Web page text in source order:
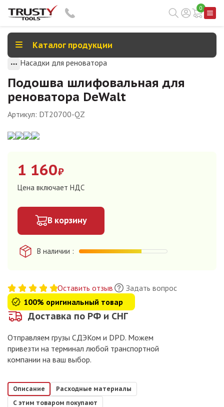
0
Каталог продукции
Насадки для реноватора
Подошва шлифовальная для
реноватора DeWalt
Артикул: DT20700-QZ
1 160₽
Цена включает НДС
В корзину
В наличии
Оставить отзыв
Задать вопрос
100% оригинальный товар
Доставка по РФ и СНГ
Отправляем грузы СДЭКом и DPD. Можем
привезти на терминал любой транспортной
компании на ваш выбор.
Описание
Расходные материалы
С этим товаром покупают